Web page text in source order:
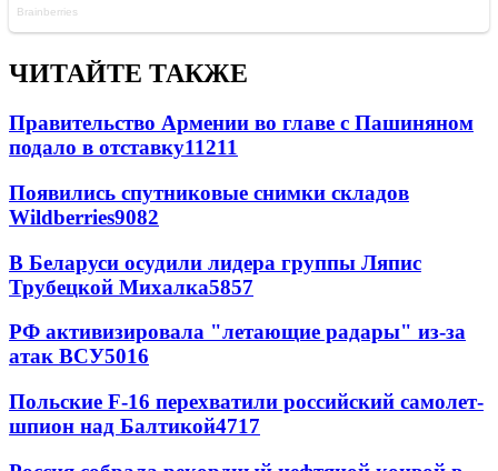
ЧИТАЙТЕ ТАКЖЕ
Правительство Армении во главе с Пашиняном
подало в отставку11211
Появились спутниковые снимки складов
Wildberries9082
В Беларуси осудили лидера группы Ляпис
Трубецкой Михалка5857
РФ активизировала "летающие радары" из-за
атак ВСУ5016
Польские F-16 перехватили российский самолет-
шпион над Балтикой4717